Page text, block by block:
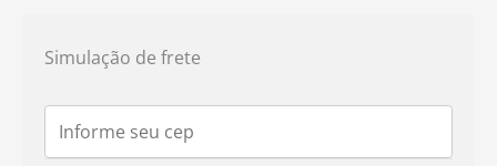
Simulação de frete